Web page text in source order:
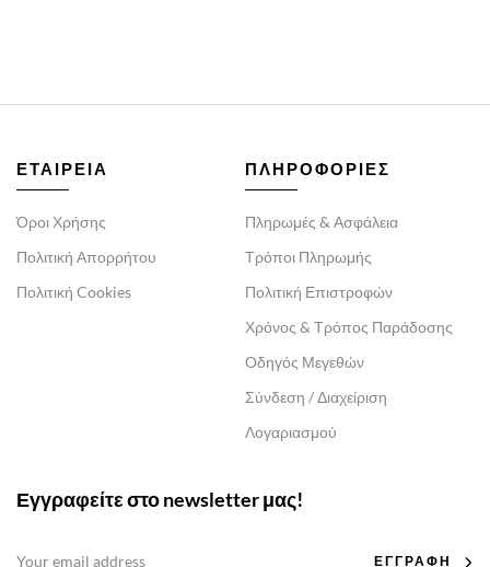
ΕΤΑΙΡΕΙΑ
Όροι Χρήσης
Πολιτική Απορρήτου
Πολιτική Cookies
ΠΛΗΡΟΦΟΡΙΕΣ
Πληρωμές & Ασφάλεια
Τρόποι Πληρωμής
Πολιτική Επιστροφών
Χρόνος & Τρόπος Παράδοσης
Οδηγός Μεγεθών
Σύνδεση / Διαχείριση
Λογαριασμού
Εγγραφείτε στο newsletter μας!
ΕΓΓΡΑΦΗ